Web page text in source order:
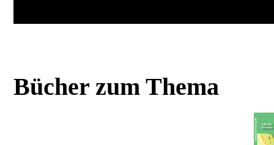
Bücher zum Thema